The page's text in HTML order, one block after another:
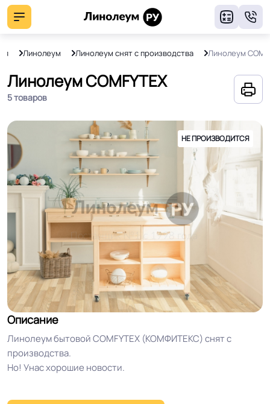
Линолеум Линолеум снят с производства Линолеум
Линолеум COMFYTEX
5 товаров
НЕ ПРОИЗВОДИТСЯ
НЕ ПРОИЗВОДИТСЯ
Описание
Линолеум бытовой COMFYTEX (КОМФИТЕКС) снят с
производства.
Но! Унас хорошие новости.